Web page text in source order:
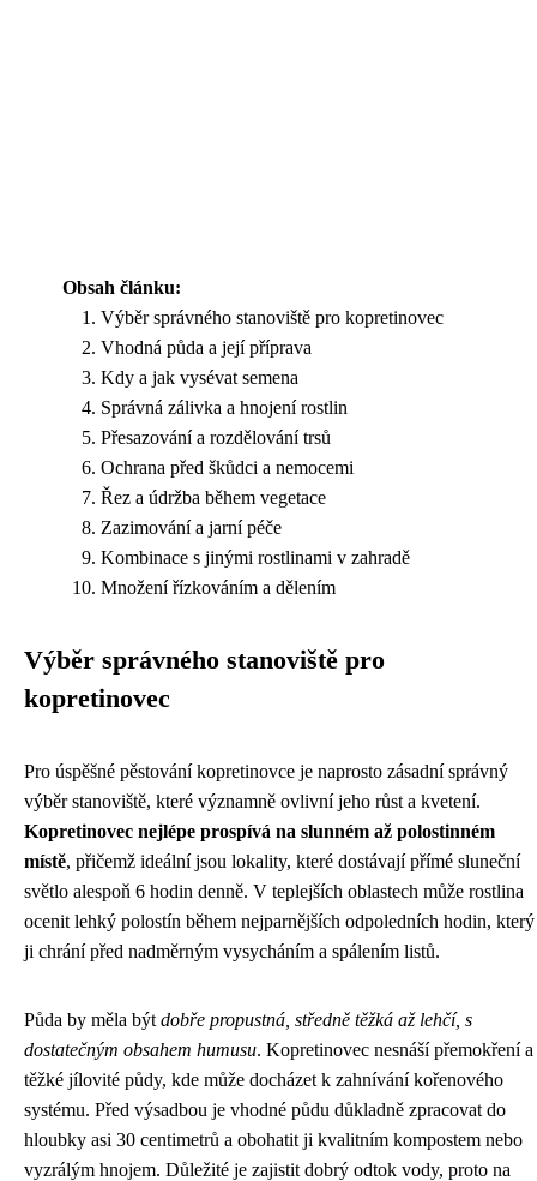
Obsah článku:
Výběr správného stanoviště pro kopretinovec
Vhodná půda a její příprava
Kdy a jak vysévat semena
Správná zálivka a hnojení rostlin
Přesazování a rozdělování trsů
Ochrana před škůdci a nemocemi
Řez a údržba během vegetace
Zazimování a jarní péče
Kombinace s jinými rostlinami v zahradě
Množení řízkováním a dělením
Výběr správného stanoviště pro
kopretinovec
Pro úspěšné pěstování kopretinovce je naprosto zásadní správný
výběr stanoviště, které významně ovlivní jeho růst a kvetení.
Kopretinovec nejlépe prospívá na slunném až polostinném
místě, přičemž ideální jsou lokality, které dostávají přímé sluneční
světlo alespoň 6 hodin denně. V teplejších oblastech může rostlina
ocenit lehký polostín během nejparnějších odpoledních hodin, který
ji chrání před nadměrným vysycháním a spálením listů.
Půda by měla být dobře propustná, středně těžká až lehčí, s
dostatečným obsahem humusu. Kopretinovec nesnáší přemokření a
těžké jílovité půdy, kde může docházet k zahnívání kořenového
systému. Před výsadbou je vhodné půdu důkladně zpracovat do
hloubky asi 30 centimetrů a obohatit ji kvalitním kompostem nebo
vyzrálým hnojem. Důležité je zajistit dobrý odtok vody, proto na